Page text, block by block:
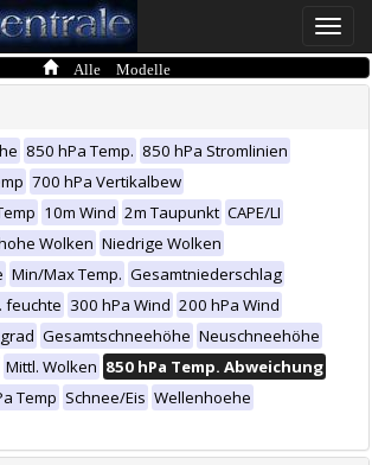
Toggle
Alle Modelle
850 hPa Temp. 850 hPa Stromlinien
700 hPa Vertikalbew
10m Wind 2m Taupunkt CAPE/LI
Wolken Niedrige Wolken
Min/Max Temp. Gesamtniederschlag
feuchte 300 hPa Wind 200 hPa Wind
Gesamtschneehöhe Neuschneehöhe
Mittl. Wolken 850 hPa Temp. Abweichung
Temp Schnee/Eis Wellenhoehe